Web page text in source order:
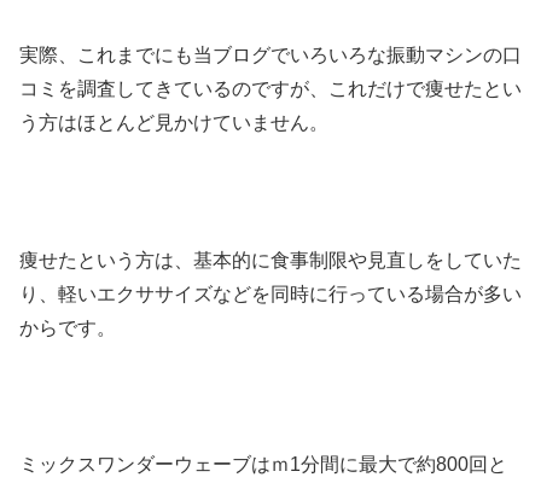
実際、これまでにも当ブログでいろいろな振動マシンの口
コミを調査してきているのですが、これだけで痩せたとい
う方はほとんど見かけていません。
痩せたという方は、基本的に食事制限や見直しをしていた
り、軽いエクササイズなどを同時に行っている場合が多い
からです。
ミックスワンダーウェーブはｍ1分間に最大で約800回と